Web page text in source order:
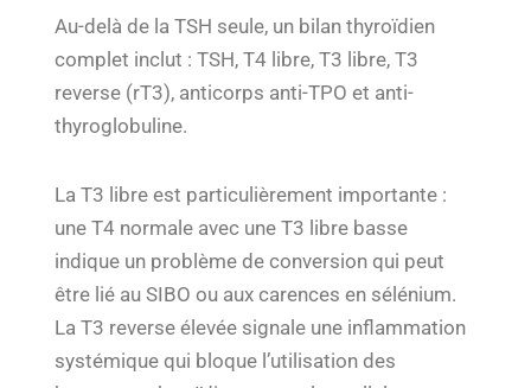
Au-delà de la TSH seule, un bilan thyroïdien
complet inclut : TSH, T4 libre, T3 libre, T3
reverse (rT3), anticorps anti-TPO et anti-
thyroglobuline.
La T3 libre est particulièrement importante :
une T4 normale avec une T3 libre basse
indique un problème de conversion qui peut
être lié au SIBO ou aux carences en sélénium.
La T3 reverse élevée signale une inflammation
systémique qui bloque l’utilisation des